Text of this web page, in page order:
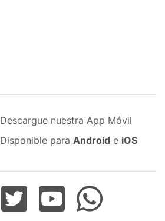
Descargue nuestra App Móvil
Disponible para Android e iOS